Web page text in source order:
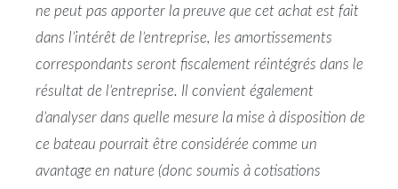
ne peut pas apporter la preuve que cet achat est fait
dans l’intérêt de l’entreprise, les amortissements
correspondants seront fiscalement réintégrés dans le
résultat de l’entreprise. Il convient également
d’analyser dans quelle mesure la mise à disposition de
ce bateau pourrait être considérée comme un
avantage en nature (donc soumis à cotisations